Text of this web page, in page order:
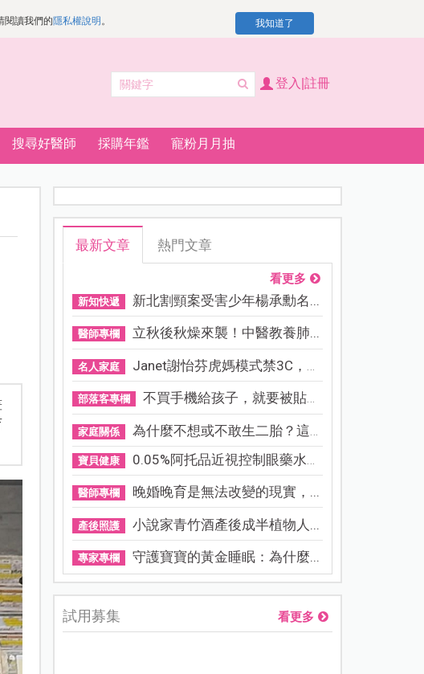
閱讀我們的隱私權說明 。 我知道了
登入|註冊
搜尋好醫師 採購年鑑 寵粉月月抽
最新文章 熱門文章
看更多
新知快遞 新北割頸案受害少年楊承勳名...
醫師專欄 立秋後秋燥來襲！中醫教養肺...
名人家庭 Janet謝怡芬虎媽模式禁3C，看...
部落客專欄 不買手機給孩子，就要被貼「...
家庭關係 為什麼不想或不敢生二胎？這8...
寶貝健康 0.05%阿托品近視控制眼藥水納...
醫師專欄 晚婚晚育是無法改變的現實，...
產後照護 小說家青竹酒產後成半植物人...
專家專欄 守護寶寶的黃金睡眠：為什麼...
試用募集 看更多